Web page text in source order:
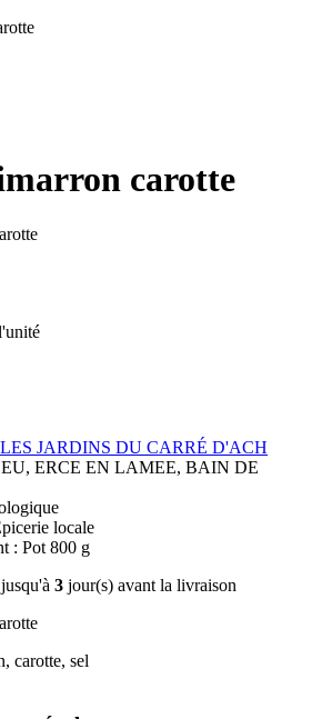
carotte
JARDINS DU CARRÉ D'ACH
ERCE EN LAMEE, BAIN DE
locale
: Pot 800 g
3 jour(s) avant la livraison
carotte, sel